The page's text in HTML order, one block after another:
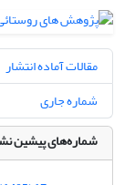
مقالات آماده انتشار
شماره جاری
شماره‌های پیشین